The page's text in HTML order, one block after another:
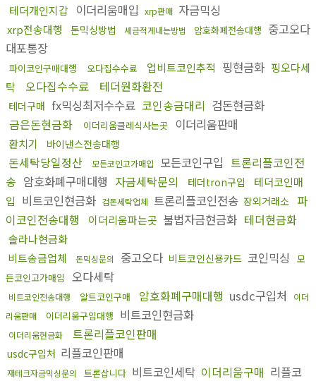
테더개인지갑 이더리움매입 xrp판매 자금믹싱
xrp전송대행 돈믹싱방법 세금적게내는방법 암호화폐전송대행 중고오다
대포통장
파이코인구매대행 오다집수수료 업비트코인추적 핑현금화 핑오다세
탁
오다집수수료 테더원화환전
테더구매 fx믹싱최저수수료 코인송금대리 검돈현금화
금은돈현금화
이더리움클레식사는곳 이더리움판매
환치기 바이낸스전송대행
돈세탁당일정산 모든코인고가매입 모든코인구입 트론리플코인전
송 암호화폐구매대행 자금세탁문의 테더tron구입
테더코인매
입 비트코인현금화 검돈세탁업체 트론리플코인전송 장외거래소 파
이코인전송대행
이더리움파는곳 불법자금현금화 테더현금화
솔라나현금화
비트송금업체
돈믹싱문의 중고오다 비트코인신용카드 코인믹싱
모
든코인고가매입
오다세탁
비트코인전송대행 알트코인구매 암호화폐구매대행 usdc구입처
이더
리움판매
이더리움구입대행 비트코인현금화
이더리움현금화 트론리플코인판매
usdc구입처 리플코인판매
재테크자금믹싱문의 트론삽니다 비트코인세탁 이더리움구매 리플코